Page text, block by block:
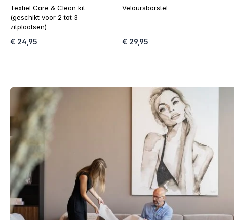
Textiel Care & Clean kit
(geschikt voor 2 tot 3
zitplaatsen)
€ 24,95
Veloursborstel
€ 29,95